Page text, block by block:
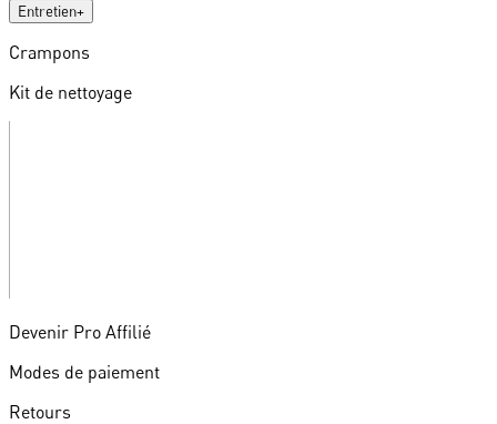
Entretien+
Crampons
Kit de nettoyage
Devenir Pro Affilié
Modes de paiement
Retours